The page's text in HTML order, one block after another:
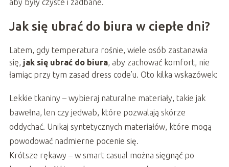
aby były czyste i zadbane.
Jak się ubrać do biura w ciepłe dni?
Latem, gdy temperatura rośnie, wiele osób zastanawia
się, jak się ubrać do biura, aby zachować komfort, nie
łamiąc przy tym zasad dress code’u. Oto kilka wskazówek:
Lekkie tkaniny – wybieraj naturalne materiały, takie jak
bawełna, len czy jedwab, które pozwalają skórze
oddychać. Unikaj syntetycznych materiałów, które mogą
powodować nadmierne pocenie się.
Krótsze rękawy – w smart casual można sięgnąć po